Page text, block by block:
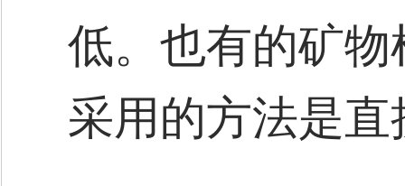
低。也有的矿
采用的方法是